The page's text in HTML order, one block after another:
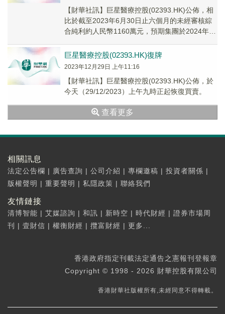
【財華社訊】巨星醫療控股(02393.HK)公佈，相
比於截至2023年6月30日止六個月的未經審核綜
合純利約人民幣1160萬元，預期集團於2024年中
巨星醫療控股(02393.HK)復牌
2023年12月29日 上午11:16
【財華社訊】巨星醫療控股(02393.HK)公佈，於
今天（29/12/2023）上午九時正起恢復買賣。
查看更多
相關訊息
法定公告欄 | 廣告查詢 | 公司介紹 | 專欄邀稿 | 投資者關係 |
版權聲明 | 重要聲明 | 私隱政策 | 聯絡我們
友情鏈接
清博智能 | 艾媒諮詢 | 和訊 | 新時空 | 時代財經 | 證券市場周
刊
| 壹財信 | 權衡財經 | 攬富財經 | 更多...
香港政府指定刊載法定通告之憲報刊登報章
Copyright © 1998 - 2026 財華控股有限公司
香港財華社版權所有,未經同意不得轉載。